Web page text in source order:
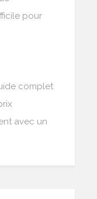
pour
complet
avec un